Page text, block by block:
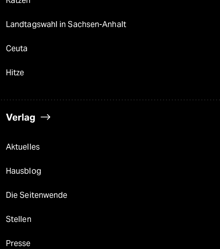
Landtagswahl in Sachsen-Anhalt
Ceuta
Hitze
Verlag
Aktuelles
Hausblog
Die Seitenwende
Stellen
Presse